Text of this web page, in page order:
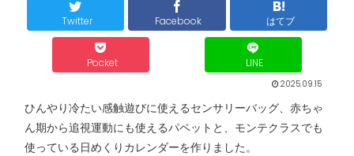
Twitter Facebook はてブ
Pocket LINE
2025.09.15
ひんやり冷たい感触遊びに使えるセンサリーバッグ、赤ちゃ
ん期から追視運動にも使えるパペットと、モンテクラスでも
使っている日めくりカレンダーを作りました。